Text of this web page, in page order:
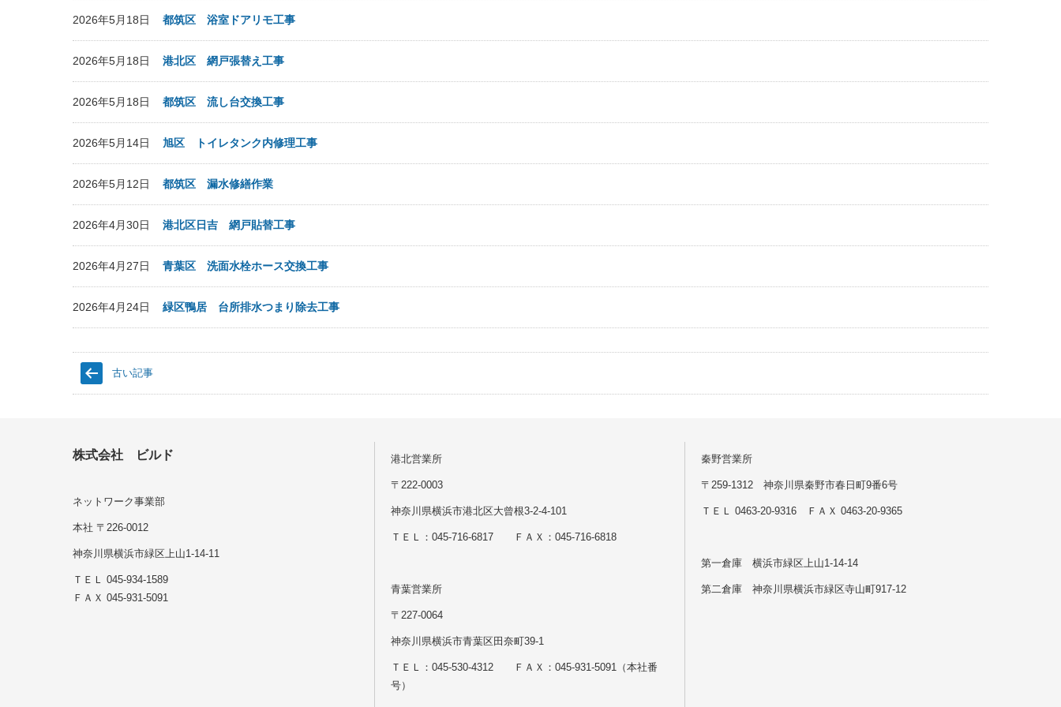
2026年5月18日 都筑区 浴室ドアリモ工事
2026年5月18日 港北区 網戸張替え工事
2026年5月18日 都筑区 流し台交換工事
2026年5月14日 旭区 トイレタンク内修理工事
2026年5月12日 都筑区 漏水修繕作業
2026年4月30日 港北区日吉 網戸貼替工事
2026年4月27日 青葉区 洗面水栓ホース交換工事
2026年4月24日 緑区鴨居 台所排水つまり除去工事
古い記事
株式会社 ビルド
ネットワーク事業部
本社 〒226-0012
神奈川県横浜市緑区上山1-14-11
ＴＥＬ 045-934-1589
ＦＡＸ 045-931-5091
港北営業所
〒222-0003
神奈川県横浜市港北区大曾根3-2-4-101
ＴＥＬ：045-716-6817 ＦＡＸ：045-716-6818
青葉営業所
〒227-0064
神奈川県横浜市青葉区田奈町39-1
ＴＥＬ：045-530-4312 ＦＡＸ：045-931-5091（本社番
号）
秦野営業所
〒259-1312 神奈川県秦野市春日町9番6号
ＴＥＬ 0463-20-9316 ＦＡＸ 0463-20-9365
第一倉庫 横浜市緑区上山1-14-14
第二倉庫 神奈川県横浜市緑区寺山町917-12